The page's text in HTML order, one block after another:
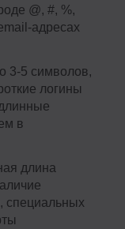
@, #, %,
адресах
3-5 символов,
логины
в
длина
специальных